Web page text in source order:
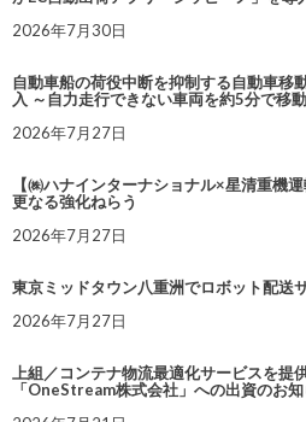
2026年7月30日
自動車船の荷役中断を抑制する自動車移
入 ～自力走行できない車両を約5分で移
2026年7月27日
【㈱ハナインターナショナル×星清重機
更なる強化ねらう
2026年7月27日
東京ミッドタウン八重洲でロボット配送
2026年7月27日
上組／コンテナ物流最適化サービスを提
「OneStream株式会社」への出資のお